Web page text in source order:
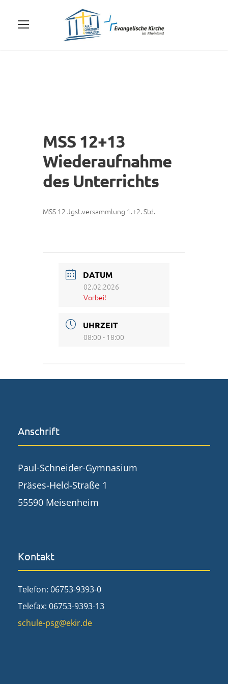
MSS 12+13
Wiederaufnahme
des Unterrichts
MSS 12 Jgst.versammlung 1.+2. Std.
DATUM
02.02.2026
Vorbei!
UHRZEIT
08:00 - 18:00
Anschrift
Paul-Schneider-Gymnasium
Präses-Held-Straße 1
55590 Meisenheim
Kontakt
Telefon: 06753-9393-0
Telefax: 06753-9393-13
schule-psg@ekir.de